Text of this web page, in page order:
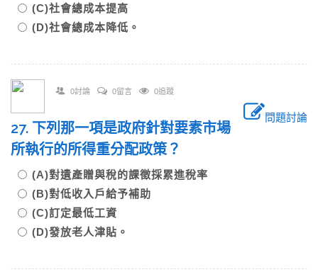
(C)社會總成本提高
(D)社會總成本降低。
0討論 0留言 0追蹤
問題討論
27. 下列那一項是政府針對要素市場
所執行的所得重分配政策？
(A)對遺產贈與稅的課徵採累進稅率
(B)對低收入戶給予補助
(C)訂定最低工資
(D)發放老人津貼。